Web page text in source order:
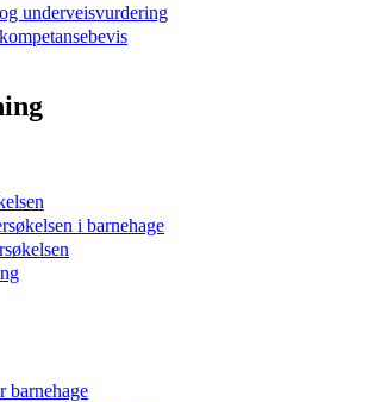
underveisvurdering
i barnehage
barnehage